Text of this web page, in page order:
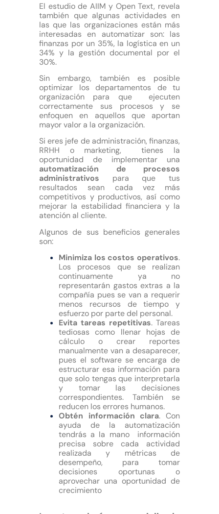
El estudio de AIIM y Open Text, revela
también que algunas actividades en
las que las organizaciones están más
interesadas en automatizar son: las
finanzas por un 35%, la logística en un
34% y la gestión documental por el
30%.
Sin embargo, también es posible
optimizar los departamentos de tu
organización para que ejecuten
correctamente sus procesos y se
enfoquen en aquellos que aportan
mayor valor a la organización.
Si eres jefe de administración, finanzas,
RRHH o marketing, tienes la
oportunidad de implementar una
automatización de procesos
administrativos para que tus
resultados sean cada vez más
competitivos y productivos, así como
mejorar la estabilidad financiera y la
atención al cliente.
Algunos de sus beneficios generales
son:
Minimiza los costos operativos.
Los procesos que se realizan
continuamente ya no
representarán gastos extras a la
compañía pues se van a requerir
menos recursos de tiempo y
esfuerzo por parte del personal.
Evita tareas repetitivas. Tareas
tediosas como llenar hojas de
cálculo o crear reportes
manualmente van a desaparecer,
pues el software se encarga de
estructurar esa información para
que solo tengas que interpretarla
y tomar las decisiones
correspondientes. También se
reducen los errores humanos.
Obtén información clara. Con
ayuda de la automatización
tendrás a la mano información
precisa sobre cada actividad
realizada y métricas de
desempeño, para tomar
decisiones oportunas o
aprovechar una oportunidad de
crecimiento